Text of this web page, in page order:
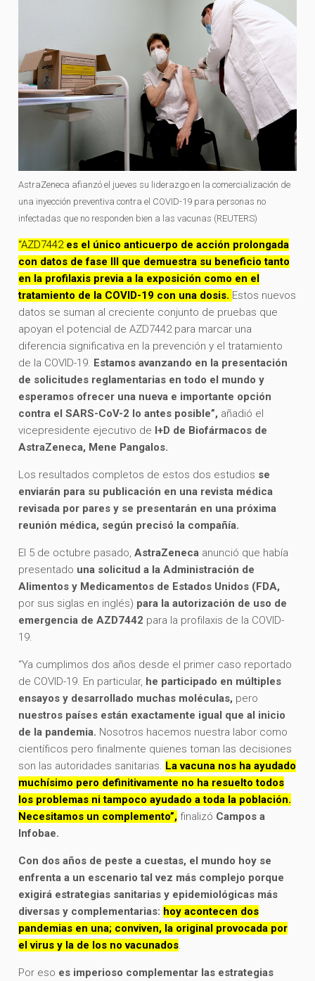
AstraZeneca afianzó el jueves su liderazgo en la comercialización de
una inyección preventiva contra el COVID-19 para personas no
infectadas que no responden bien a las vacunas (REUTERS)
“AZD7442 es el único anticuerpo de acción prolongada
con datos de fase III que demuestra su beneficio tanto
en la profilaxis previa a la exposición como en el
tratamiento de la COVID-19 con una dosis. Estos nuevos
datos se suman al creciente conjunto de pruebas que
apoyan el potencial de AZD7442 para marcar una
diferencia significativa en la prevención y el tratamiento
de la COVID-19. Estamos avanzando en la presentación
de solicitudes reglamentarias en todo el mundo y
esperamos ofrecer una nueva e importante opción
contra el SARS-CoV-2 lo antes posible”, añadió el
vicepresidente ejecutivo de I+D de Biofármacos de
AstraZeneca, Mene Pangalos.
Los resultados completos de estos dos estudios se
enviarán para su publicación en una revista médica
revisada por pares y se presentarán en una próxima
reunión médica, según precisó la compañía.
El 5 de octubre pasado,AstraZeneca anunció que había
presentado una solicitud a la Administración de
Alimentos y Medicamentos de Estados Unidos (FDA,
por sus siglas en inglés) para la autorización de uso de
emergencia de AZD7442 para la profilaxis de la COVID-
19.
“Ya cumplimos dos años desde el primer caso reportado
de COVID-19. En particular, he participado en múltiples
ensayos y desarrollado muchas moléculas, pero
nuestros países están exactamente igual que al inicio
de la pandemia. Nosotros hacemos nuestra labor como
científicos pero finalmente quienes toman las decisiones
son las autoridades sanitarias. La vacuna nos ha ayudado
muchísimo pero definitivamente no ha resuelto todos
los problemas ni tampoco ayudado a toda la población.
Necesitamos un complemento”, finalizó Campos a
Infobae.
Con dos años de peste a cuestas, el mundo hoy se
enfrenta a un escenario tal vez más complejo porque
exigirá estrategias sanitarias y epidemiológicas más
diversas y complementarias: hoy acontecen dos
pandemias en una; conviven, la original provocada por
el virus y la de los no vacunados.
Por eso es imperioso complementar las estrategias